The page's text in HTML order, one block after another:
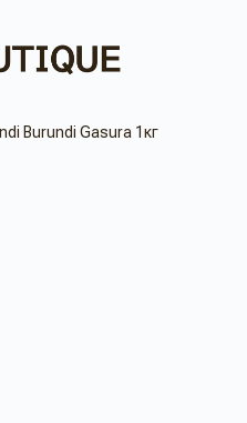
Burundi Gasura 1кг